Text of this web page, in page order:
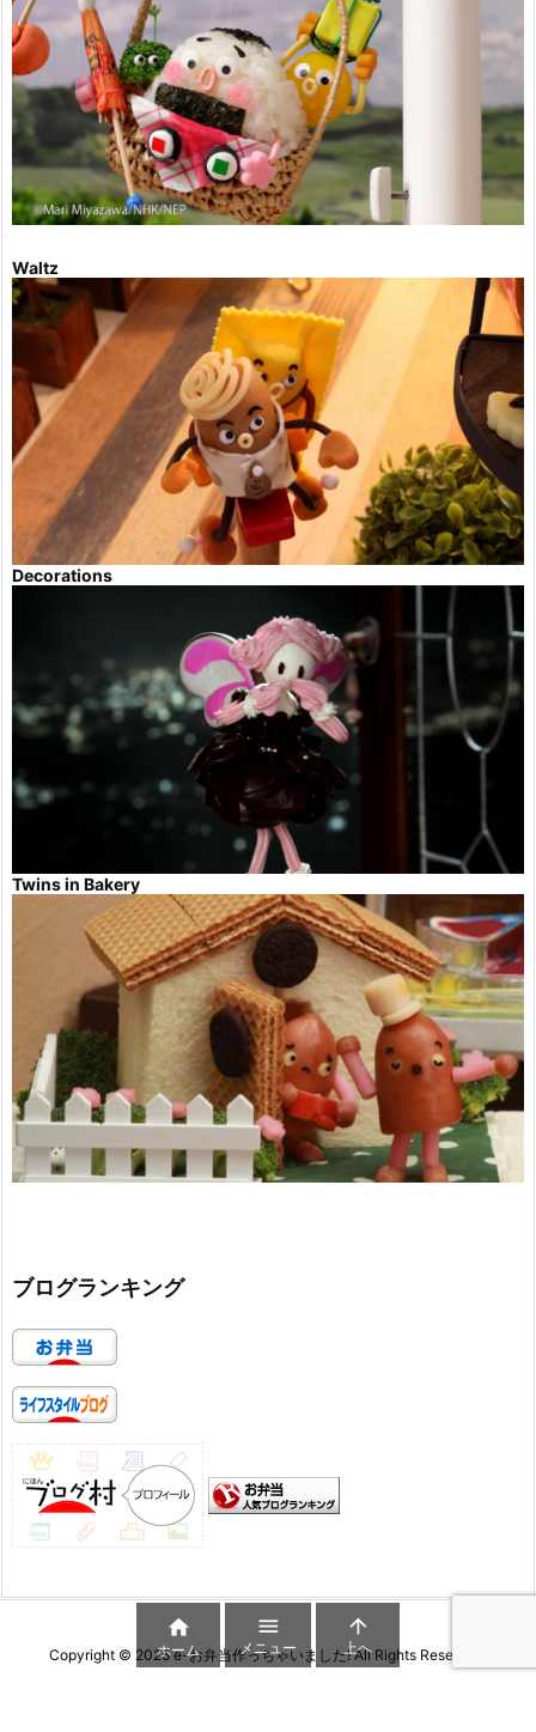
Waltz
Decorations
Twins in Bakery
ブログランキング
Copyright © 2026 e-お弁当作っちゃいました!All Rights Reserved.

ホーム

メニュー

上へ